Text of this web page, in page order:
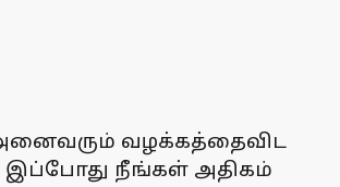
அனைவரும் வழக்கத்தைவிட
இப்போது நீங்கள் அதிகம்